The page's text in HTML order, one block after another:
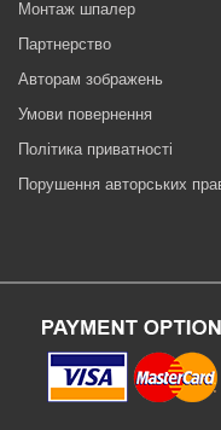
Монтаж шпалер
Партнерство
Авторам зображень
Умови повернення
Політика приватності
Порушення авторських